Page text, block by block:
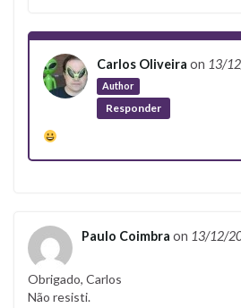
Carlos Oliveira on 13/
Author
Responder
Paulo Coimbra on 13/12/
Obrigado, Carlos
Não resisti.